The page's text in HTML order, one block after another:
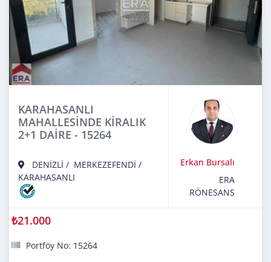
KARAHASANLI
MAHALLESİNDE KİRALIK
2+1 DAİRE - 15264
DENİZLİ / MERKEZEFENDİ /
KARAHASANLI
Erkan Bursalı
ERA
RÖNESANS
₺21.000
Portföy No: 15264